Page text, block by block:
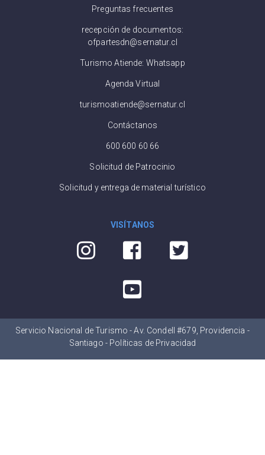
Preguntas frecuentes
recepción de documentos:
ofpartesdn@sernatur.cl
Turismo Atiende: Whatsapp
Agenda Virtual
turismoatiende@sernatur.cl
Contáctanos
600 600 60 66
Solicitud de Patrocinio
Solicitud y entrega de material turístico
VISÍTANOS
Servicio Nacional de Turismo - Av. Condell #679, Providencia -
Santiago - Políticas de Privacidad